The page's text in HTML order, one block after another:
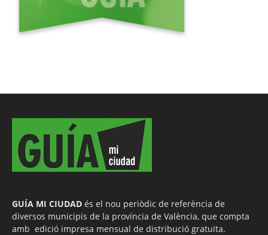
GUÍA MI CIUDAD és el nou periòdic de referència de
diversos municipis de la província de València, que compta
amb edició impresa mensual de distribució gratuïta.